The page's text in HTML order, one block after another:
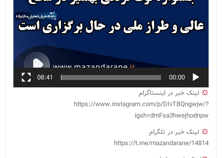
00:00
08:41
لینک خبر در اینستاگرام
https://www.instagram.com/p/DIvTBQngwjw/?
igsh=dmFsa3hwejhodnpw
لینک خبر در تلگرام
https://t.me/mazandarane/14814